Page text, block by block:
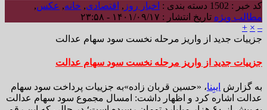
کد خبر : 1502 دسته بندی : اخبار روز , اقتصادی, خانه, عکس,
مطالب ویژه تاریخ انتشار : ۱۴۰۱/۰۹/۱۷ - ۲۳:۵۸
–
×
+
جزییات جدید از واریز مرحله نخست سود سهام عدالت
جزییات جدید از واریز مرحله نخست سود سهام عدالت
به گزارش ایبِنا، «حسین قربان زاده»به جزییات پرداخت سود سهام
عدالت اشاره کرد و اظهار داشت: امسال مجموع سود سهام عدالت